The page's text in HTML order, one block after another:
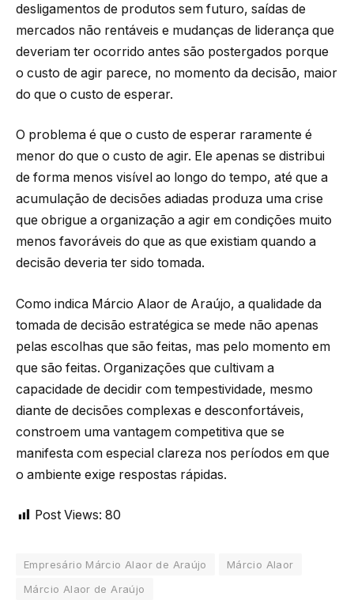
desligamentos de produtos sem futuro, saídas de
mercados não rentáveis e mudanças de liderança que
deveriam ter ocorrido antes são postergados porque
o custo de agir parece, no momento da decisão, maior
do que o custo de esperar.
O problema é que o custo de esperar raramente é
menor do que o custo de agir. Ele apenas se distribui
de forma menos visível ao longo do tempo, até que a
acumulação de decisões adiadas produza uma crise
que obrigue a organização a agir em condições muito
menos favoráveis do que as que existiam quando a
decisão deveria ter sido tomada.
Como indica Márcio Alaor de Araújo, a qualidade da
tomada de decisão estratégica se mede não apenas
pelas escolhas que são feitas, mas pelo momento em
que são feitas. Organizações que cultivam a
capacidade de decidir com tempestividade, mesmo
diante de decisões complexas e desconfortáveis,
constroem uma vantagem competitiva que se
manifesta com especial clareza nos períodos em que
o ambiente exige respostas rápidas.
Post Views: 80
Empresário Márcio Alaor de Araújo
Márcio Alaor
Márcio Alaor de Araújo